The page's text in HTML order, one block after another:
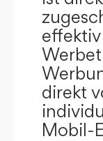
direkt
Mobil-